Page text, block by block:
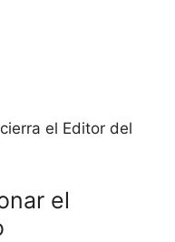
el Editor del
el